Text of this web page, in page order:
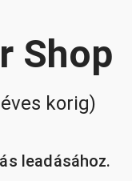
Shop
korig)
leadásához.